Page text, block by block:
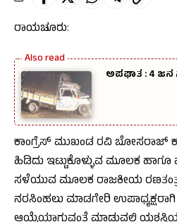
ರಾಯಚೂರು:
ಅಪಘಾತ : 4 ಜನ
ಕಾಂಗ್ರೆಸ್ ಮುಖಂಡ ರವಿ ಬೋಸರಾಜ್
ಹಿಡಿದು ಇಟ್ಟುಕೊಳ್ಳುವ ಮೂಲಕ ಹಾಗೂ
ಸಳೆಯುವ ಮೂಲಕ ರಾಜಕೀಯ
ನರಸಿಂಹಲು ಮಾಡಗೇರಿ